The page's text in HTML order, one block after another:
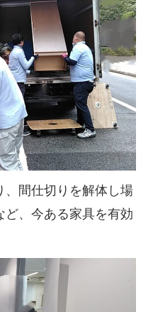
、間仕切りを解体し場
ど、今ある家具を有効